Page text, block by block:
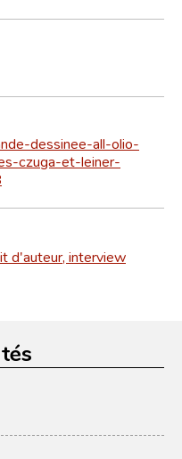
dessinee-all-olio-
czuga-et-leiner-
d'auteur, interview